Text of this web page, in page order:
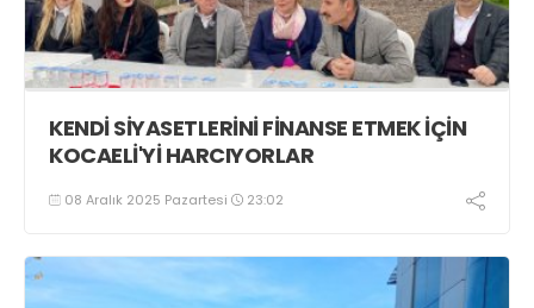
KENDİ SİYASETLERİNİ FİNANSE ETMEK İÇİN
KOCAELİ'Yİ HARCIYORLAR
08 Aralık 2025 Pazartesi 23:02